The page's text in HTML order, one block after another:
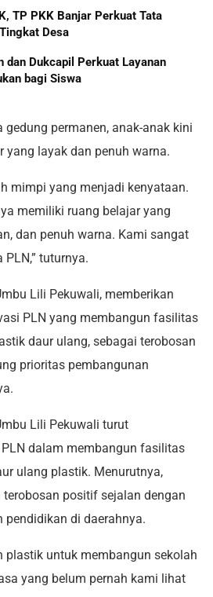
TP PKK Banjar Perkuat Tata
Desa
dan Dukcapil Perkuat Layanan
bagi Siswa
permanen, anak-anak kini
yang layak dan penuh warna.
mimpi yang menjadi kenyataan.
memiliki ruang belajar yang
dan penuh warna. Kami sangat
tuturnya.
Lili Pekuwali, memberikan
PLN yang membangun fasilitas
daur ulang, sebagai terobosan
prioritas pembangunan
Lili Pekuwali turut
dalam membangun fasilitas
ulang plastik. Menurutnya,
positif sejalan dengan
pendidikan di daerahnya.
plastik untuk membangun sekolah
yang belum pernah kami lihat